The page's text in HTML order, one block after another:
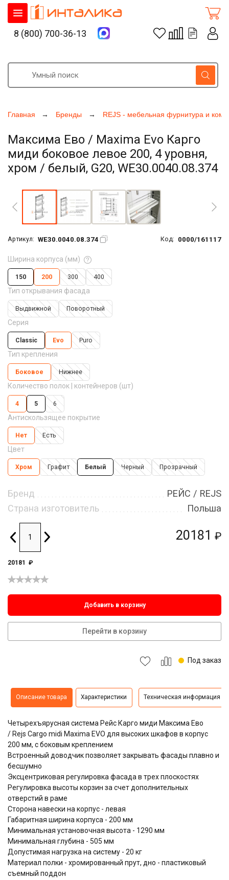
Главная Бренды REJS - мебельная фурнитура и
Максима Ево / Maxima Evo Карго
миди боковое левое 200, 4 уровня,
хром / белый, G20, WE30.0040.08.374
Артикул: WE30.0040.08.374 Код: 0000/161117
20181 ₽
Ширина корпуса (мм)
150 200 300 400
Тип открывания фасада
Выдвижной Поворотный
Серия
Classic Evo Puro
Тип крепления
Боковое Нижнее
Количество полок | контейнеров (шт)
4 5 6
Антискользящее покрытие
Нет Есть
Цвет
Хром Графит Белый Черный Прозрачный
Бренд
РЕЙС / REJS
Страна изготовитель
Польша
20181 ₽
Добавить в корзину
Перейти в корзину
Под заказ
Описание товара Характеристики Техническая информация
Четырехъярусная система Рейс Карго миди Максима Ево
/ Rejs Cargo midi Maxima EVO для высоких шкафов в корпус
200 мм, с боковым креплением
Встроенный доводчик позволяет закрывать фасады плавно и
бесшумно
Эксцентриковая регулировка фасада в трех плоскостях
Регулировка высоты корзин за счет дополнительных
отверстий в раме
Сторона навески на корпус - левая
Габаритная ширина корпуса - 200 мм
Минимальная установочная высота - 1290 мм
Минимальная глубина - 505 мм
Допустимая нагрузка на систему - 20 кг
Материал полки - хромированный прут, дно - пластиковый
съемный поддон
8 (800) 700-36-13